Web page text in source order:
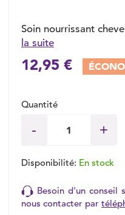
Soin nourrissant
la suite
12,95 €
Quantité
Disponibilité: En stock
Besoin d'un conseil
nous contacter par